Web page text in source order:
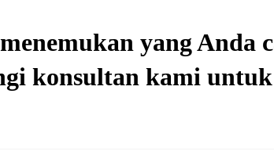
yang Anda
konsultan kami